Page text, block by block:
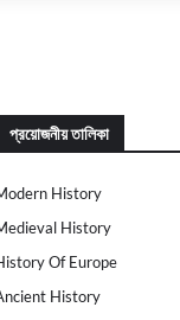
প্রয়োজনীয় তালিকা
History
History
Of Europe
History